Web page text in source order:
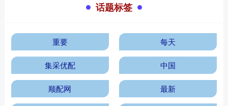
话题标签
重要 每天
集采优配 中国
顺配网 最新